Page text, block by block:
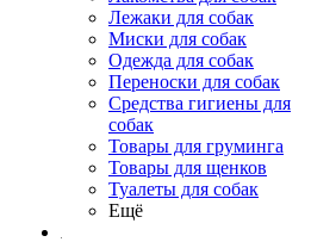
Лежаки для собак
Миски для собак
Одежда для собак
Переноски для собак
Средства гигиены для
собак
Товары для груминга
Товары для щенков
Туалеты для собак
Ещё